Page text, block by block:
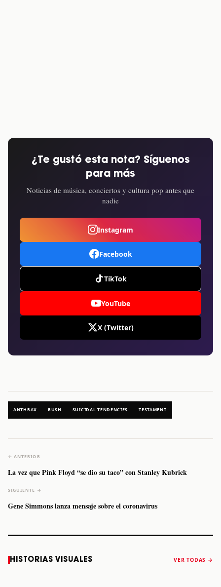
¿Te gustó esta nota? Síguenos
para más
Noticias de música, conciertos y cultura pop antes que
nadie
Instagram
Facebook
TikTok
YouTube
X (Twitter)
ANTHRAX RUSH SUICIDAL TENDENCIES TESTAMENT
← ANTERIOR
La vez que Pink Floyd “se dio su taco” con Stanley Kubrick
SIGUIENTE →
Gene Simmons lanza mensaje sobre el coronavirus
HISTORIAS VISUALES VER TODAS →
Caifanes regresa
a Monterrey el
Fallece Felipe
Staiti, guitarrista
anuncia “Reality